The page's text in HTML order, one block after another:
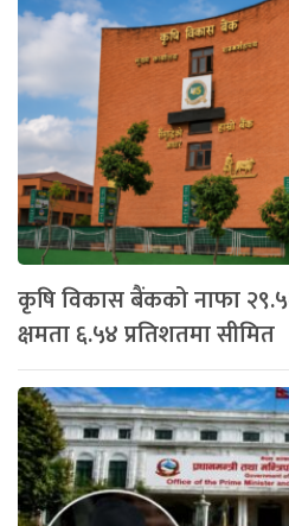
कृषि विकास बैंकको नाफा
क्षमता ६.५४ प्रतिशतमा सीमित